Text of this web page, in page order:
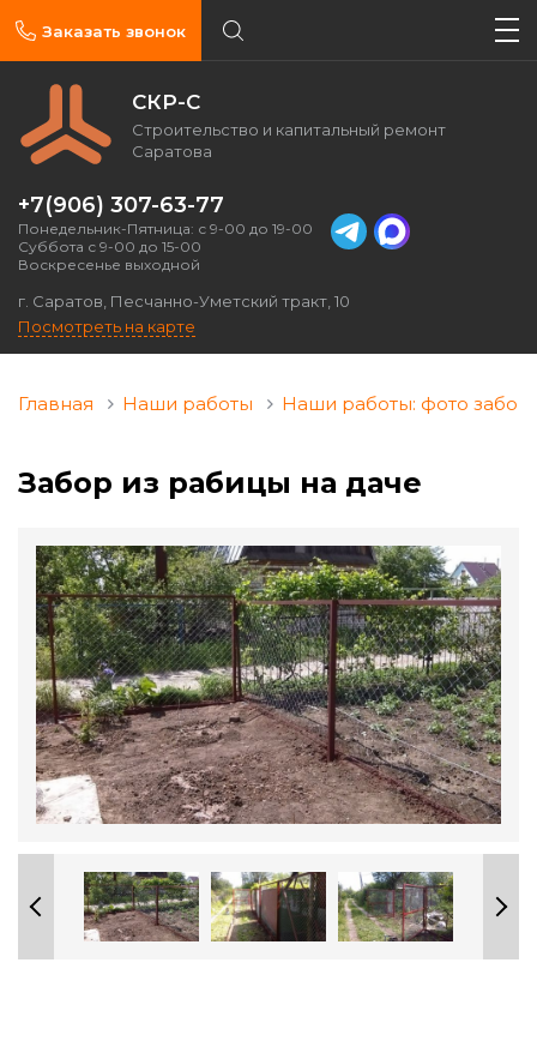
СКР-С
Строительство и капитальный ремонт
Саратова
г. Саратов, Песчанно-Уметский тракт, 10
Посмотреть на карте
+7(906) 307-63-77
Понедельник-Пятница: с 9-00 до 19-00
Суббота с 9-00 до 15-00
Воскресенье выходной
Заказать звонок
Главная Наши работы Наши работы: фото
Забор из рабицы на даче